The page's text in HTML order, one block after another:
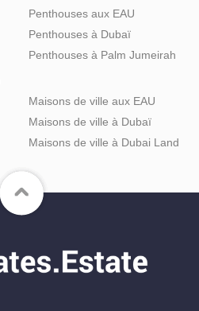
Penthouses aux EAU
Penthouses à Dubaï
Penthouses à Palm Jumeirah
Maisons de ville aux EAU
Maisons de ville à Dubaï
Maisons de ville à Dubai Land